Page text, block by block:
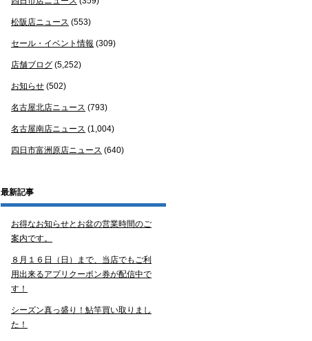
松阪店ニュース (553)
セール・イベント情報 (309)
店舗ブログ (5,252)
お知らせ (502)
名古屋北店ニュース (793)
名古屋南店ニュース (1,004)
四日市富洲原店ニュース (640)
最新記事
お得なお知らせとお盆の営業時間のご
案内です。
８月１６日（日）まで、当店でもご利
用出来るアプリクーポン券が配信中で
す！
シーズン真っ盛り！鮎竿買い取りまし
た！